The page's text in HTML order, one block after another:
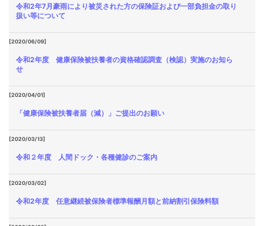
令和2年7月豪雨により被災された方の保険証および一部負担金の取り
扱い等について
[2020/06/09]
令和2年度 健康保険被扶養者の資格確認調査（検認）実施のお知ら
せ
[2020/04/01]
「健康保険被扶養者届（減）」ご提出のお願い
[2020/03/13]
令和２年度 人間ドック・各種健診のご案内
[2020/03/02]
令和2年度 任意継続被保険者標準報酬月額と前納割引保険料額